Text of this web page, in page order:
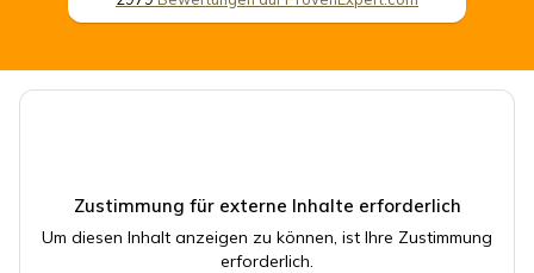
Zustimmung für externe Inhalte erforderlich
Um diesen Inhalt anzeigen zu können, ist Ihre Zustimmung
erforderlich.